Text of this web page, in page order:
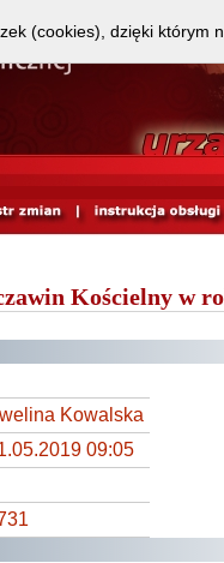
Kościelny w
Kowalska
09:05
(cookies), dzięki którym